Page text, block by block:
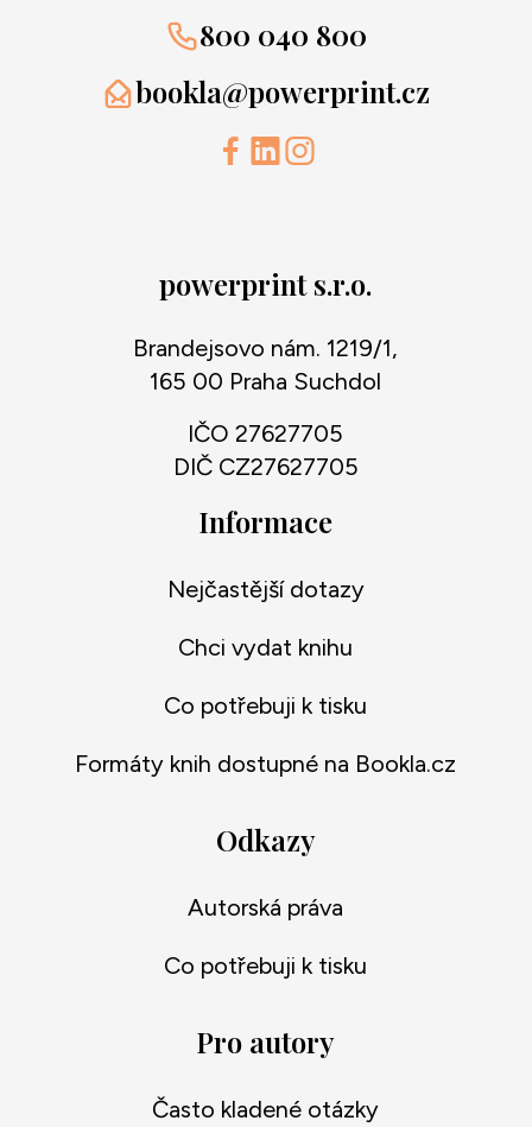
800 040 800
bookla@powerprint.cz
powerprint s.r.o.
Brandejsovo nám. 1219/1,
165 00 Praha Suchdol
IČO 27627705
DIČ CZ27627705
Informace
Nejčastější dotazy
Chci vydat knihu
Co potřebuji k tisku
Formáty knih dostupné na Bookla.cz
Odkazy
Autorská práva
Co potřebuji k tisku
Pro autory
Často kladené otázky